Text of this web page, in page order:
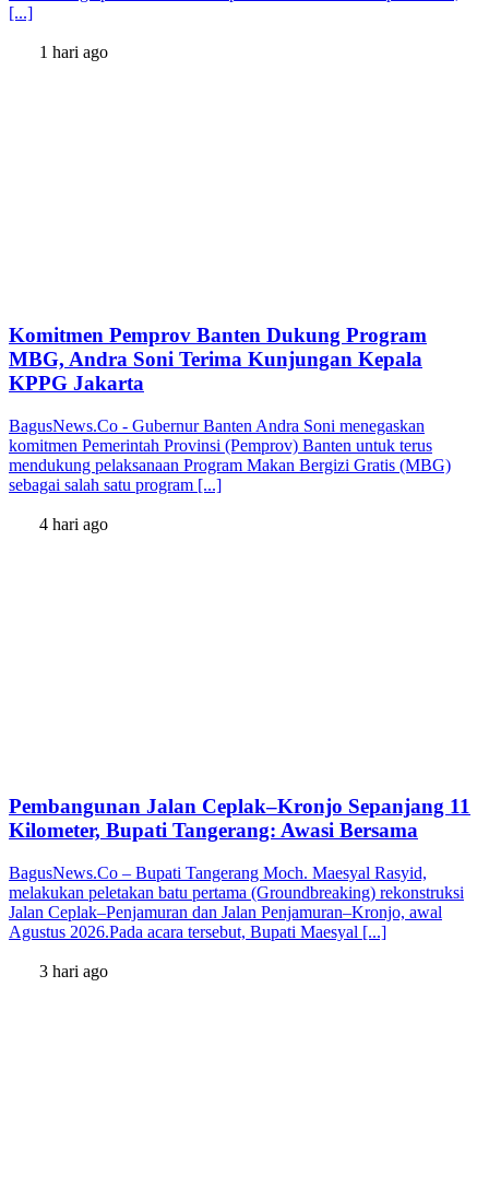
[...]
1 hari ago
Komitmen Pemprov Banten Dukung Program
MBG, Andra Soni Terima Kunjungan Kepala
KPPG Jakarta
BagusNews.Co - Gubernur Banten Andra Soni menegaskan
komitmen Pemerintah Provinsi (Pemprov) Banten untuk terus
mendukung pelaksanaan Program Makan Bergizi Gratis (MBG)
sebagai salah satu program [...]
4 hari ago
Pembangunan Jalan Ceplak–Kronjo Sepanjang 11
Kilometer, Bupati Tangerang: Awasi Bersama
BagusNews.Co – Bupati Tangerang Moch. Maesyal Rasyid,
melakukan peletakan batu pertama (Groundbreaking) rekonstruksi
Jalan Ceplak–Penjamuran dan Jalan Penjamuran–Kronjo, awal
Agustus 2026.Pada acara tersebut, Bupati Maesyal [...]
3 hari ago